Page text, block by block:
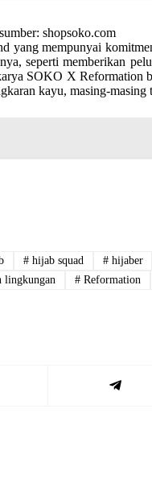
sumber: shopsoko.com
yang mempunyai
seperti memberikan
SOKO X Reformation
kayu, masing-masing
#hijab squad #hijaber
lingkungan #Reformation